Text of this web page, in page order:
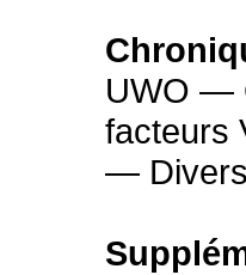
UWO —
facteurs
—